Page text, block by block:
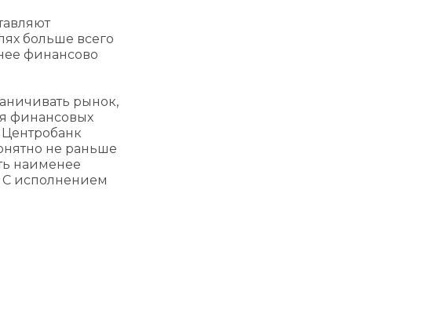
больше всего
финансово
рынок,
финансовых
не раньше
наименее
С исполнением